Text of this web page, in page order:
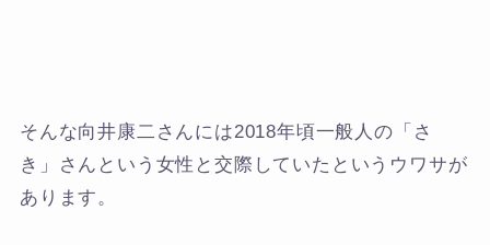
そんな向井康二さんには2018年頃一般人の「さ
き」さんという女性と交際していたというウワサが
あります。